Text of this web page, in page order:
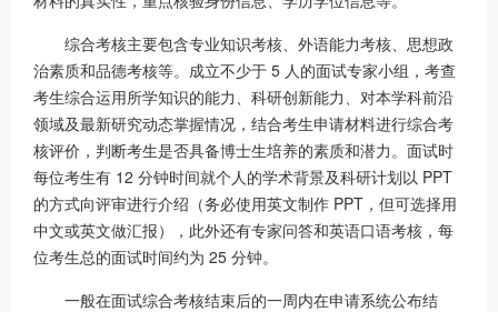
综合考核主要包含专业知识考核、外语能力考核、思想政
治素质和品德考核等。成立不少于 5 人的面试专家小组，考查
考生综合运用所学知识的能力、科研创新能力、对本学科前沿
领域及最新研究动态掌握情况，结合考生申请材料进行综合考
核评价，判断考生是否具备博士生培养的素质和潜力。面试时
每位考生有 12 分钟时间就个人的学术背景及科研计划以 PPT
的方式向评审进行介绍（务必使用英文制作 PPT，但可选择用
中文或英文做汇报），此外还有专家问答和英语口语考核，每
位考生总的面试时间约为 25 分钟。
一般在面试综合考核结束后的一周内在申请系统公布结